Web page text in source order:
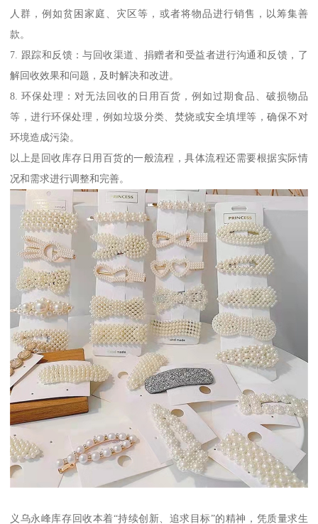
人群，例如贫困家庭、灾区等，或者将物品进行销售，以筹集善
款。
7. 跟踪和反馈：与回收渠道、捐赠者和受益者进行沟通和反馈，了
解回收效果和问题，及时解决和改进。
8. 环保处理：对无法回收的日用百货，例如过期食品、破损物品
等，进行环保处理，例如垃圾分类、焚烧或安全填埋等，确保不对
环境造成污染。
以上是回收库存日用百货的一般流程，具体流程还需要根据实际情
况和需求进行调整和完善。
义乌永峰库存回收本着“持续创新、追求目标”的精神，凭质量求生